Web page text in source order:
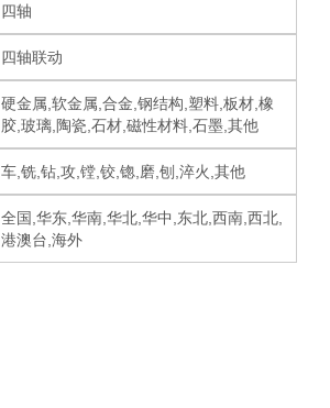
四轴
四轴联动
硬金属,软金属,合金,钢结构,塑料,板材,橡
胶,玻璃,陶瓷,石材,磁性材料,石墨,其他
车,铣,钻,攻,镗,铰,锪,磨,刨,淬火,其他
全国,华东,华南,华北,华中,东北,西南,西北,
港澳台,海外